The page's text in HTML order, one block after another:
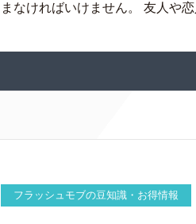
まなければいけません。 友人や
フラッシュモブの豆知識・お得情報